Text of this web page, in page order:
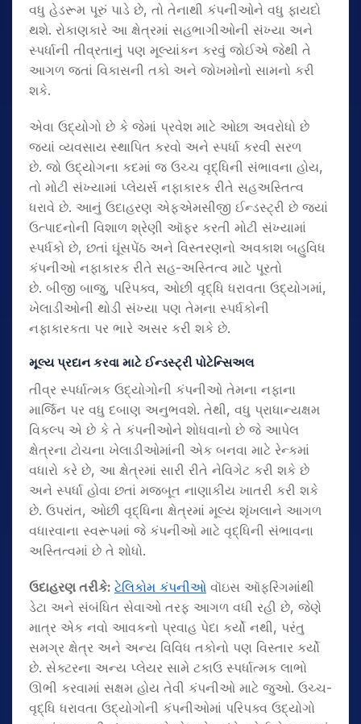
વધુ હેડરૂમ પૂરું પાડે છે, તો તેનાથી કંપનીઓને વધુ ફાયદો
થશે. રોકાણકારે આ ક્ષેત્રમાં સહભાગીઓની સંખ્યા અને
સ્પર્ધાની તીવ્રતાનું પણ મૂલ્યાંકન કરવું જોઈએ જેથી તે
આગળ જતાં વિકાસની તકો અને જોખમોનો સામનો કરી
શકે.
એવા ઉદ્યોગો છે કે જેમાં પ્રવેશ માટે ઓછા અવરોધો છે
જ્યાં વ્યવસાય સ્થાપિત કરવો અને સ્પર્ધા કરવી સરળ
છે. જો ઉદ્યોગના કદમાં જ ઉચ્ચ વૃદ્ધિની સંભાવના હોય,
તો મોટી સંખ્યામાં પ્લેયર્સ નફાકારક રીતે સહઅસ્તિત્વ
ધરાવે છે. આનું ઉદાહરણ એફએમસીજી ઈન્ડસ્ટ્રી છે જ્યાં
ઉત્પાદનોની વિશાળ શ્રેણી ઑફર કરતી મોટી સંખ્યામાં
સ્પર્ધકો છે, છતાં ઘૂંસપેંઠ અને વિસ્તરણનો અવકાશ બહુવિધ
કંપનીઓ નફાકારક રીતે સહ-અસ્તિત્વ માટે પૂરતો
છે. બીજી બાજુ, પરિપક્વ, ઓછી વૃદ્ધિ ધરાવતા ઉદ્યોગમાં,
ખેલાડીઓની થોડી સંખ્યા પણ તેમના સ્પર્ધકોની
નફાકારકતા પર ભારે અસર કરી શકે છે.
મૂલ્ય પ્રદાન કરવા માટે ઈન્ડસ્ટ્રી પોટેન્સિઅલ
તીવ્ર સ્પર્ધાત્મક ઉદ્યોગોની કંપનીઓ તેમના નફાના
માર્જિન પર વધુ દબાણ અનુભવશે. તેથી, વધુ પ્રાધાન્યક્ષમ
વિકલ્પ એ છે કે તે કંપનીઓને શોધવાનો છે જે આપેલ
ક્ષેત્રના ટોચના ખેલાડીઓમાંની એક બનવા માટે રેન્કમાં
વધારો કરે છે, આ ક્ષેત્રમાં સારી રીતે નેવિગેટ કરી શકે છે
અને સ્પર્ધા હોવા છતાં મજબૂત નાણાકીય ખાતરી કરી શકે
છે. ઉપરાંત, ઓછી વૃદ્ધિના ક્ષેત્રમાં મૂલ્ય શૃંખલાને આગળ
વધારવાના સ્વરૂપમાં જે કંપનીઓ માટે વૃદ્ધિની સંભાવના
અસ્તિત્વમાં છે તે શોધો.
ઉદાહરણ તરીકે: ટેલિકોમ કંપનીઓ વૉઇસ ઑફરિંગમાંથી
ડેટા અને સંબંધિત સેવાઓ તરફ આગળ વધી રહી છે, જેણે
માત્ર એક નવો આવકનો પ્રવાહ પેદા કર્યો નથી, પરંતુ
સમગ્ર ક્ષેત્ર અને અન્ય વિવિધ તકોનો પણ વિસ્તાર કર્યો
છે. સેક્ટરના અન્ય પ્લેયર સામે ટકાઉ સ્પર્ધાત્મક લાભો
ઊભી કરવામાં સક્ષમ હોય તેવી કંપનીઓ માટે જુઓ. ઉચ્ચ-
વૃદ્ધિ ધરાવતા ઉદ્યોગોની કંપનીઓમાં પરિપક્વ ઉદ્યોગો